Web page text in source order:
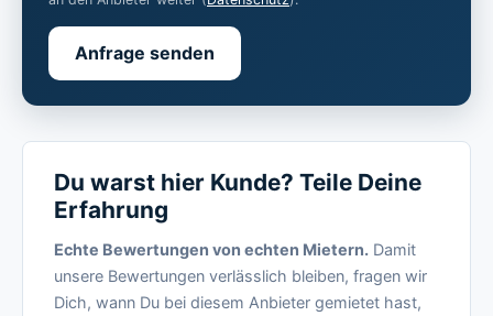
Anfrage senden
Du warst hier Kunde? Teile Deine
Erfahrung
Echte Bewertungen von echten Mietern. Damit
unsere Bewertungen verlässlich bleiben, fragen wir
Dich, wann Du bei diesem Anbieter gemietet hast,